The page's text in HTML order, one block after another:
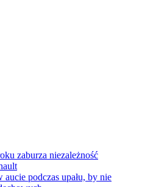
zaburza niezależność
podczas upału, by nie